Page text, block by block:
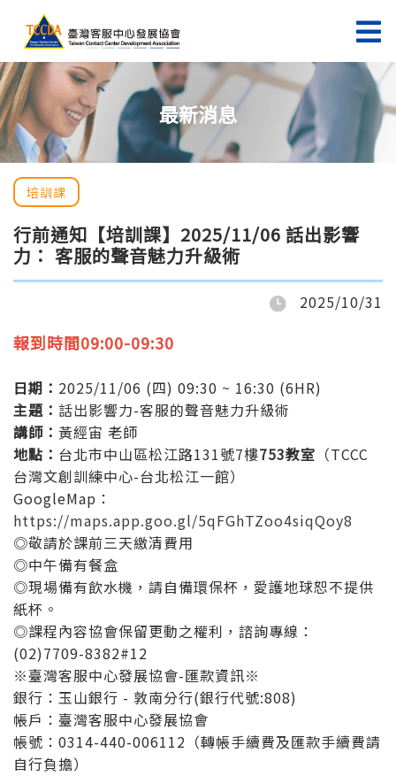
最新消息
培訓課
行前通知【培訓課】2025/11/06 話出影響
力： 客服的聲音魅力升級術
2025/10/31
報到時間09:00-09:30
日期： 2025/11/06 (四) 09:30 ~ 16:30 (6HR)
主題： 話出影響力-客服的聲音魅力升級術
講師： 黃經宙 老師
地點： 台北市中山區松江路131號7樓753教室 （TCCC
台灣文創訓練中心-台北松江一館）
GoogleMap：
https://maps.app.goo.gl/5qFGhTZoo4siqQoy8
◎敬請於課前三天繳清費用
◎中午備有餐盒
◎現場備有飲水機，請自備環保杯，愛護地球恕不提供
紙杯。
◎課程內容協會保留更動之權利，諮詢專線：
(02)7709-8382#12
※臺灣客服中心發展協會-匯款資訊※
銀行：玉山銀行 - 敦南分行(銀行代號:808)
帳戶：臺灣客服中心發展協會
帳號：0314-440-006112（轉帳手續費及匯款手續費請
自行負擔）